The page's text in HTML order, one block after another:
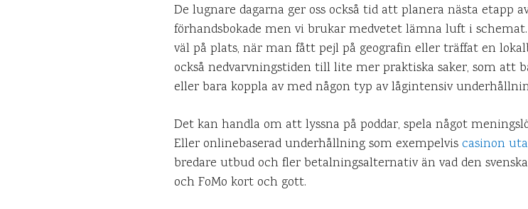
De lugnare dagarna ger oss också tid att planera nästa etapp
förhandsbokade men vi brukar medvetet lämna luft i
väl på plats, när man fått pejl på geografin eller träffat en
också nedvarvningstiden till lite mer praktiska saker, som att
eller bara koppla av med någon typ av lågintensiv
Det kan handla om att lyssna på poddar, spela något
Eller onlinebaserad underhållning som exempelviscasinon
bredare utbud och fler betalningsalternativ än vad den
och FoMo kort och gott.